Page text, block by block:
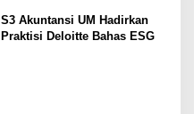
S3 Akuntansi UM Hadirkan
Praktisi Deloitte Bahas ESG